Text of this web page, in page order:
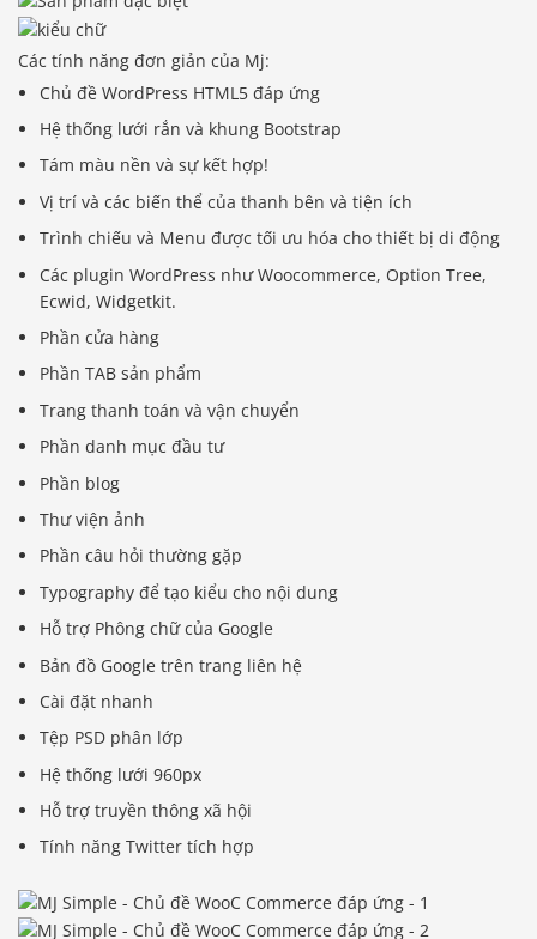
Các tính năng đơn giản của Mj:
Chủ đề WordPress HTML5 đáp ứng
Hệ thống lưới rắn và khung Bootstrap
Tám màu nền và sự kết hợp!
Vị trí và các biến thể của thanh bên và tiện ích
Trình chiếu và Menu được tối ưu hóa cho thiết bị di động
Các plugin WordPress như Woocommerce, Option Tree,
Ecwid, Widgetkit.
Phần cửa hàng
Phần TAB sản phẩm
Trang thanh toán và vận chuyển
Phần danh mục đầu tư
Phần blog
Thư viện ảnh
Phần câu hỏi thường gặp
Typography để tạo kiểu cho nội dung
Hỗ trợ Phông chữ của Google
Bản đồ Google trên trang liên hệ
Cài đặt nhanh
Tệp PSD phân lớp
Hệ thống lưới 960px
Hỗ trợ truyền thông xã hội
Tính năng Twitter tích hợp